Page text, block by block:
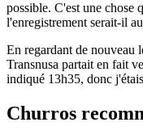
possible. C'est une chose
l'enregistrement serait-il
En regardant de nouveau
Transnusa partait en fait
indiqué 13h35, donc
Churros